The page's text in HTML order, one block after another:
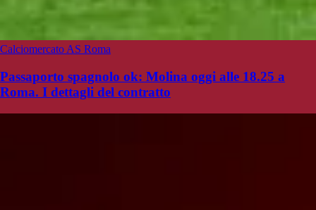
Calciomercato AS Roma
Passaporto spagnolo ok: Molina oggi alle 18.25 a
Roma. I dettagli del contratto